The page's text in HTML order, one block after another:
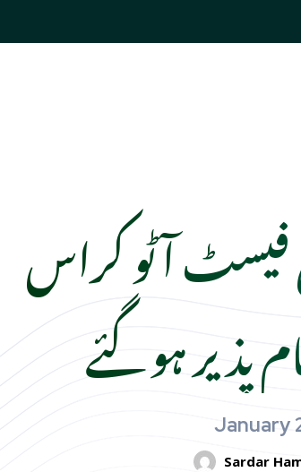
آٹو کراس
پذیر ہوگئے
January
Sardar